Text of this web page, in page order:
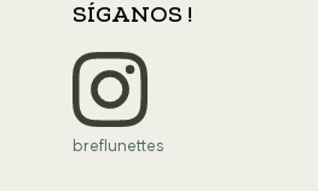
SÍGANOS !
breflunettes